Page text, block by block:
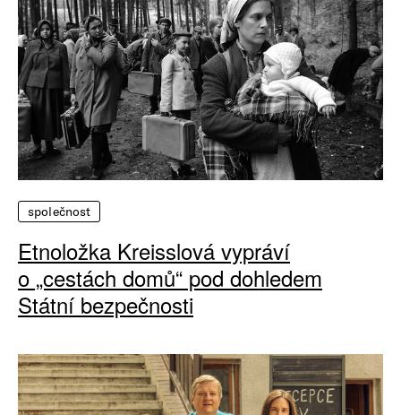
společnost
Etnoložka Kreisslová vypráví
o „cestách domů“ pod dohledem
Státní bezpečnosti